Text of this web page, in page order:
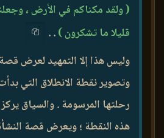
( ولقد مكناكم في الأرض ،
قليلا ما تشكرون ). .
وليس هذا إلا التمهيد لعرض قصة
وتصوير نقطة الانطلاق التي
رحلتها المرسومة . والسياق
هذه النقطة ؛ ويعرض قصة